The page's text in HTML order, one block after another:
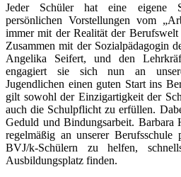
Jeder Schüler hat eine eigene
persönlichen Vorstellungen vom
immer mit der Realität der
Zusammen mit der Sozialpädagogin
Angelika Seifert, und den
engagiert sie sich nun an
Jugendlichen einen guten Start ins
gilt sowohl der Einzigartigkeit der
auch die Schulpflicht zu erfüllen.
Geduld und Bindungsarbeit. Barbara
regelmäßig an unserer Berufsschule
BVJ/k-Schülern zu helfen,
Ausbildungsplatz finden.